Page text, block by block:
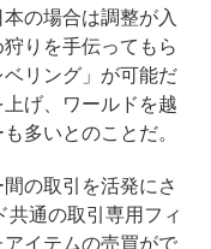
の場合は調整が入
りを手伝ってもら
リング」が可能だ
げ、ワールドを越
多いとのことだ。
の取引を活発にさ
通の取引専用フィ
イテムの売買がで